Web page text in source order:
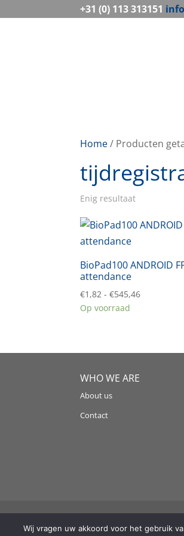
+31 (0) 113 313151
Home/ Producten
Enig resultaat
BioPad100 ANDROID
attendance
€1,82 - €545,46Prijsklasse:
Op voorraad
WHO WE ARE
About us
Contact
Wij vragen uw akkoord voor het gebruik